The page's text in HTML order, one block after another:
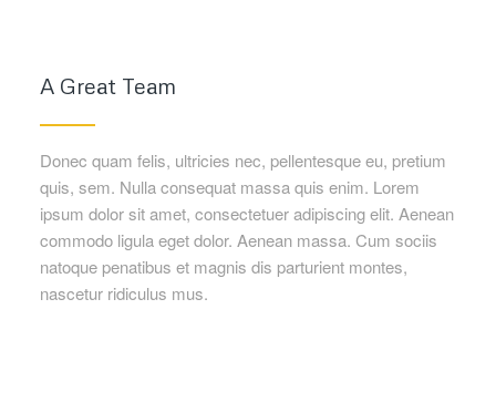
A Great Team
Donec quam felis, ultricies nec, pellentesque eu, pretium
quis, sem. Nulla consequat massa quis enim. Lorem
ipsum dolor sit amet, consectetuer adipiscing elit. Aenean
commodo ligula eget dolor. Aenean massa. Cum sociis
natoque penatibus et magnis dis parturient montes,
nascetur ridiculus mus.